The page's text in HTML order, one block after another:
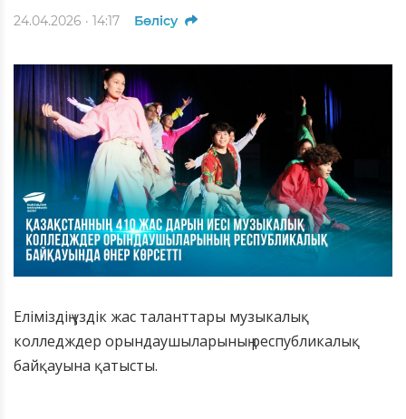
24.04.2026 · 14:17 Бөлісу
Еліміздің үздік жас таланттары музыкалық
колледждер орындаушыларының республикалық
байқауына қатысты.